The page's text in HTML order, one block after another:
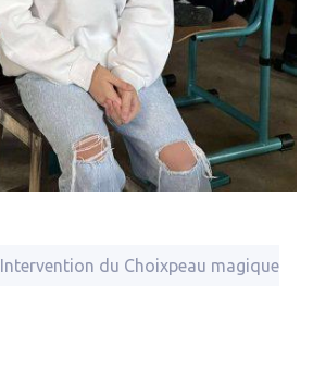
Intervention du Choixpeau magique